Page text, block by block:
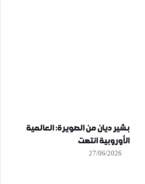
بشير ديان من الصويرة: العالمية
الأوروبية انتهت
27/06/2026